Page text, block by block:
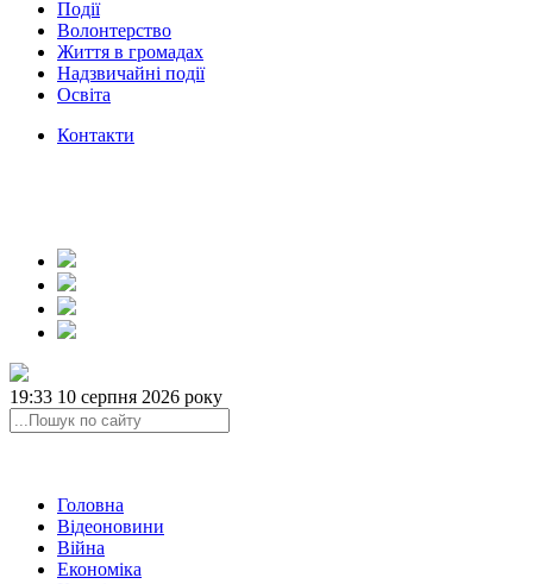
Події
Волонтерство
Життя в громадах
Надзвичайні події
Освіта
Контакти
19:33 10 серпня 2026 року
Головна
Відеоновини
Війна
Економіка